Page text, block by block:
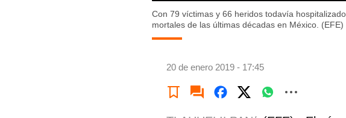
Con 79 víctimas y 66 heridos todavía
mortales de las últimas décadas en México. (EFE)
20 de enero 2019 - 17:45